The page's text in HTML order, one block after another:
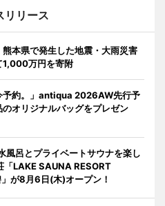
リリース
本県で発生した地震・大雨災害
1,000万円を寄附
予約。」antiqua 2026AW先行予
オリジナルバッグをプレゼン
風呂とプライベートサウナを楽し
「LAKE SAUNA RESORT
が8月6日(木)オープン！